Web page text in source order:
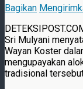
Bagikan
Sri Mulyani
Wayan Koster
mengupayakan
tradisional